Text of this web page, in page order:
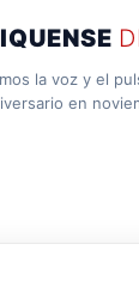
la voz y el
en